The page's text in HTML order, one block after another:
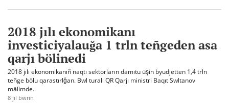
2018 jılı ekonomikanı
investiciyalauğa 1 trln teñgeden asa
qarjı bölinedi
2018 jılı ekonomikanıñ naqtı sektorların damıtu üşin byudjetten 1,4 trln
teñge bölu qarastırlğan. Bwl turalı QR Qarjı ministri Baqıt Swltanov
mälimde..
8 jıl bwrın